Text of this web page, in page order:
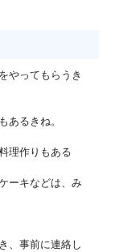
やってもらうき
あるきね。
理作りもある
ーキなどは、み
、事前に連絡し